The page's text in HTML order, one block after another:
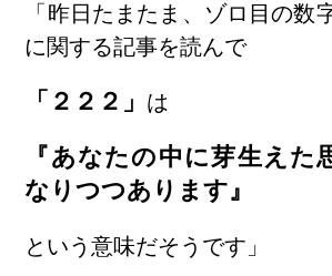
「昨日たまたま、ゾロ目の数
に関する記事を読んで
「２２２」 は
『あなたの中に芽生えた
なりつつあります』
という意味だそうです」